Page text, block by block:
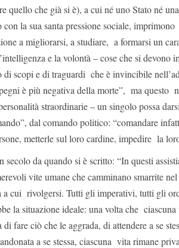
quello che già si è), a cui né uno Stato né
con la sua santa pressione sociale,
a migliorarsi, a studiare, a formarsi un
e la volontà – cose che si devono
di scopi e di traguardi che è invincibile
è più negativa della morte”, ma questo
straordinarie – un singolo possa
dal comando politico: “comandare
metterle sul loro cardine, impedire la
secolo da quando si è scritto: “In questi
vite umane che camminano smarrite
a cui rivolgersi. Tutti gli imperativi, tutti gli
la situazione ideale: una volta che
di fare ciò che le aggrada, di attendere a se
a se stessa, ciascuna vita rimane